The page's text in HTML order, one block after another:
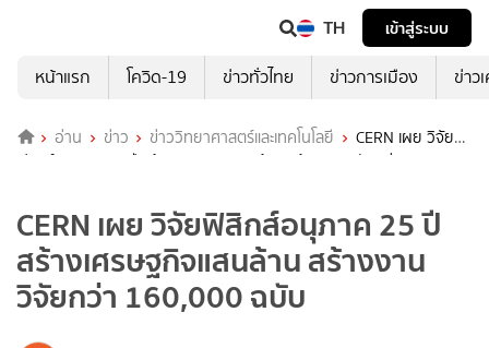
TH
เข้าสู่ระบบ
หน้าแรก
โควิด-19 ข่าวทั่วไทย ข่าวการเมือง ข่าว
อ่าน ข่าว ข่าววิทยาศาสตร์และเทคโนโลยี
CERN เผย วิจัย
ฟิสิกส์อนุภาค 25 ปี สร้างเศรษฐกิจแสนล้าน สร้างงานวิจัยกว่า 160,000
CERN เผย วิจัยฟิสิกส์อนุภาค 25 ปี
สร้างเศรษฐกิจแสนล้าน สร้างงาน
วิจัยกว่า 160,000 ฉบับ